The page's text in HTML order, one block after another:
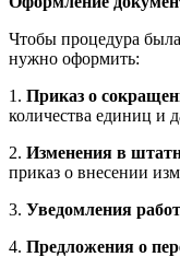
Чтобы процедура
нужно оформить:
1. Приказ о
количества единиц и
2. Изменения в
приказ о внесении
3. Уведомления
4. Предложения о